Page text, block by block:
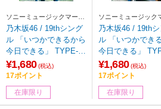
ソニーミュージックマーケ
ティング
乃木坂46 / 19thシング
ル 「いつかできるから
今日できる」 TYPE-A
DVD付 CD
¥1,680 (税込)
17ポイント
在庫限り
ソニーミュージック
ティング
乃木坂46 / 19th
ル 「いつかでき
今日できる」
DVD付 CD
¥1,680 (税込)
17ポイント
在庫限り